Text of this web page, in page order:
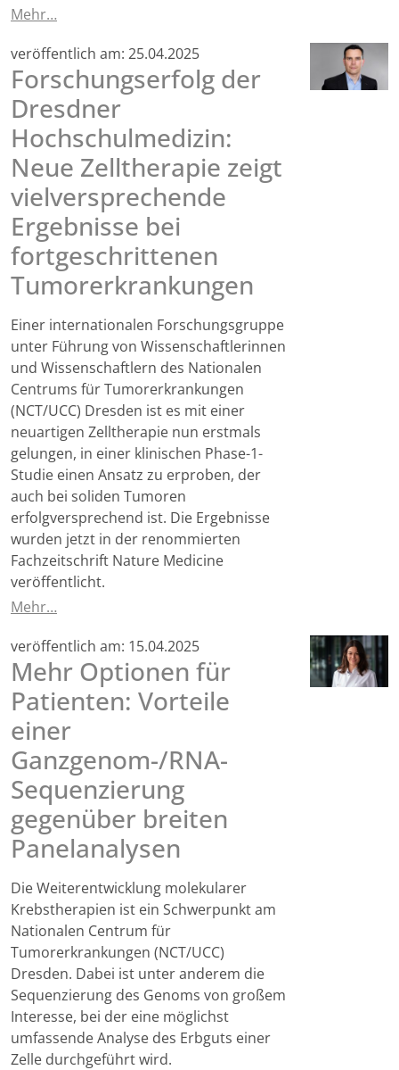
Mehr…
veröffentlich am: 25.04.2025
Forschungserfolg der
Dresdner
Hochschulmedizin:
Neue Zelltherapie zeigt
vielversprechende
Ergebnisse bei
fortgeschrittenen
Tumorerkrankungen
Einer internationalen Forschungsgruppe
unter Führung von Wissenschaftlerinnen
und Wissenschaftlern des Nationalen
Centrums für Tumorerkrankungen
(NCT/UCC) Dresden ist es mit einer
neuartigen Zelltherapie nun erstmals
gelungen, in einer klinischen Phase-1-
Studie einen Ansatz zu erproben, der
auch bei soliden Tumoren
erfolgversprechend ist. Die Ergebnisse
wurden jetzt in der renommierten
Fachzeitschrift Nature Medicine
veröffentlicht.
Mehr…
veröffentlich am: 15.04.2025
Mehr Optionen für
Patienten: Vorteile
einer
Ganzgenom-/RNA-
Sequenzierung
gegenüber breiten
Panelanalysen
Die Weiterentwicklung molekularer
Krebstherapien ist ein Schwerpunkt am
Nationalen Centrum für
Tumorerkrankungen (NCT/UCC)
Dresden. Dabei ist unter anderem die
Sequenzierung des Genoms von großem
Interesse, bei der eine möglichst
umfassende Analyse des Erbguts einer
Zelle durchgeführt wird.